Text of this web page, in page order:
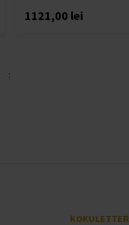
1121,00 lei
:
KOKULETTER